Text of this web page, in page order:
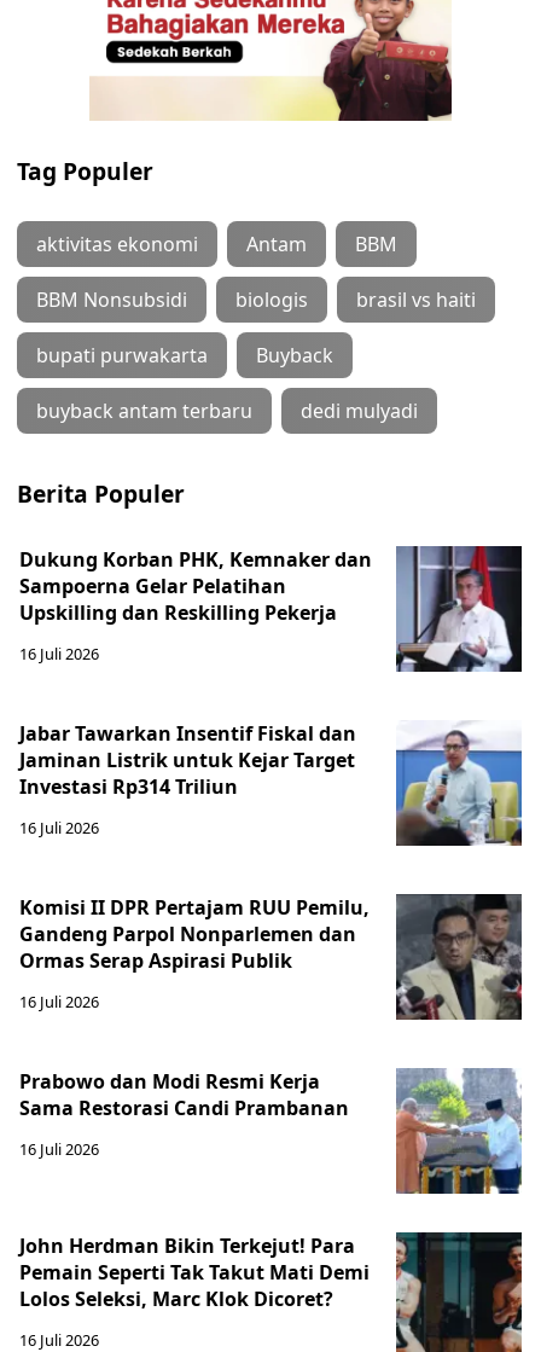
Tag Populer
aktivitas ekonomi Antam BBM
BBM Nonsubsidi biologis brasil vs haiti
bupati purwakarta Buyback
buyback antam terbaru dedi mulyadi
Berita Populer
Dukung Korban PHK, Kemnaker dan
Sampoerna Gelar Pelatihan
Upskilling dan Reskilling Pekerja
16 Juli 2026
Jabar Tawarkan Insentif Fiskal dan
Jaminan Listrik untuk Kejar Target
Investasi Rp314 Triliun
16 Juli 2026
Komisi II DPR Pertajam RUU Pemilu,
Gandeng Parpol Nonparlemen dan
Ormas Serap Aspirasi Publik
16 Juli 2026
Prabowo dan Modi Resmi Kerja
Sama Restorasi Candi Prambanan
16 Juli 2026
John Herdman Bikin Terkejut! Para
Pemain Seperti Tak Takut Mati Demi
Lolos Seleksi, Marc Klok Dicoret?
16 Juli 2026